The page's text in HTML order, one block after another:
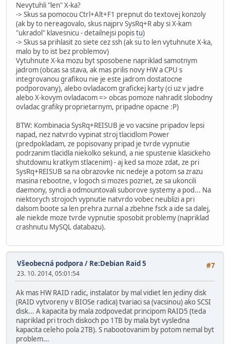
Nevytuhli "len" X-ka?
-> Skus sa pomocou Ctrl+Alt+F1 prepnut do textovej konzoly
(ak by to nereagovalo, skus najprv SysRq+R aby si X-kam
"ukradol" klavesnicu - detailnejsi popistu)
-> Skus sa prihlasit zo siete cez ssh (ak su to len vytuhnute X-ka,
malo by to ist bez problemov)
Vytuhnute X-ka mozu byt sposobene napriklad samotnym
jadrom (obcas sa stava, ak mas prilis novy HW a CPU s
integrovanou grafikou nie je este jadrom dostatocne
podporovany), alebo ovladacom grafickej karty (ci uz v jadre
alebo X-kovym ovladacom => obcas pomoze nahradit slobodny
ovladac grafiky proprietarnym, pripadne opacne :P)
BTW: Kombinacia SysRq+REISUB je vo vacsine pripadov lepsi
napad, nez natvrdo vypinat stroj tlacidlom Power
(predpokladam, ze popisovany pripad je tvrde vypnutie
podrzanim tlacidla niekolko sekund, a nie spustenie klasickeho
shutdownu kratkym stlacenim) - aj ked sa moze zdat, ze pri
SysRq+REISUB sa na obrazovke nic nedeje a potom sa zrazu
masina rebootne, v logoch si mozes pozriet, ze sa ukoncili
daemony, syncli a odmountovali suborove systemy a pod... Na
niektorych strojoch vypnutie natvrdo vobec neublizi a pri
dalsom boote sa len prehra zurnal a zbehne fsck a ide sa dalej,
ale niekde moze tvrde vypnutie sposobit problemy (napriklad
crashnutu MySQL databazu).
#7
Všeobecná podpora / Re:Debian Raid 5
23. 10. 2014, 05:01:54
Ak mas HW RAID radic, instalator by mal vidiet len jediny disk
(RAID vytvoreny v BIOSe radica) tvariaci sa (vacsinou) ako SCSI
disk... A kapacita by mala zodpovedat principom RAID5 (teda
napriklad pri troch diskoch po 1TB by mala byt vysledna
kapacita celeho pola 2TB). S nabootovanim by potom nemal byt
problem...